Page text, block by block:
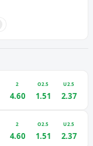
2
4.60
O2.5
1.51
U2.5
2.37
2
4.60
O2.5
1.51
U2.5
2.37